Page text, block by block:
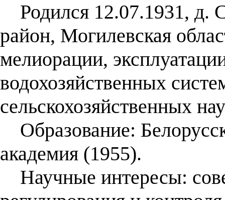
Родился 12.07.1931, д.
район, Могилевская
мелиорации,
водохозяйственных
сельскохозяйственных
Образование:
академия (1955).
Научные интересы: